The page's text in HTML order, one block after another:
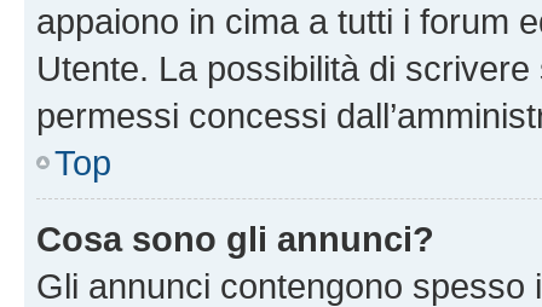
appaiono in cima a tutti i forum
Utente. La possibilità di
permessi concessi
Top
Cosa sono gli annunci?
Gli annunci contengono